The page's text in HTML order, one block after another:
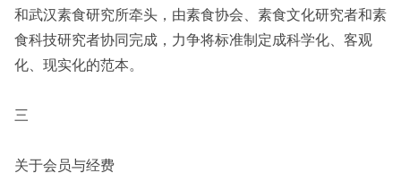
和武汉素食研究所牵头，由素食协会、素食文化研究者和素
食科技研究者协同完成，力争将标准制定成科学化、客观
化、现实化的范本。
三
关于会员与经费